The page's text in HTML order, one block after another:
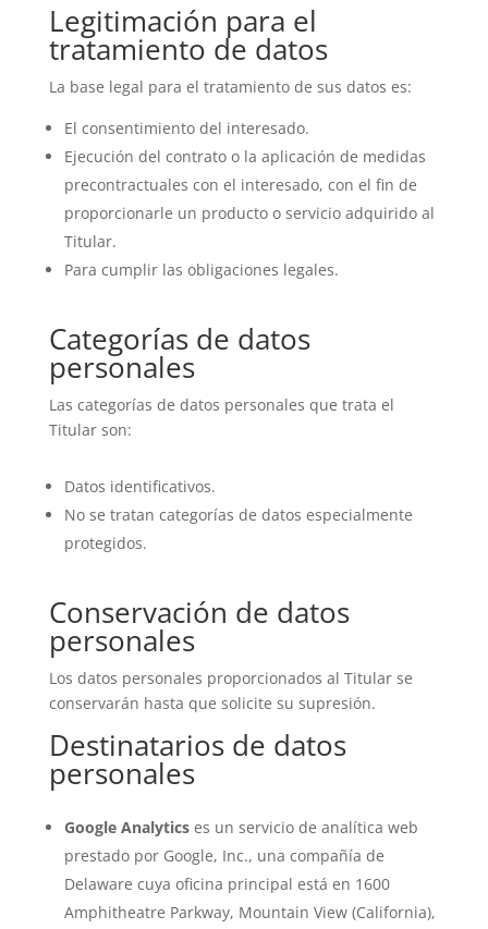
Legitimación para el
tratamiento de datos
La base legal para el tratamiento de sus datos es:
El consentimiento del interesado.
Ejecución del contrato o la aplicación de medidas
precontractuales con el interesado, con el fin de
proporcionarle un producto o servicio adquirido al
Titular.
Para cumplir las obligaciones legales.
Categorías de datos
personales
Las categorías de datos personales que trata el
Titular son:
Datos identificativos.
No se tratan categorías de datos especialmente
protegidos.
Conservación de datos
personales
Los datos personales proporcionados al Titular se
conservarán hasta que solicite su supresión.
Destinatarios de datos
personales
Google Analyticses un servicio de analítica web
prestado por Google, Inc., una compañía de
Delaware cuya oficina principal está en 1600
Amphitheatre Parkway, Mountain View (California),